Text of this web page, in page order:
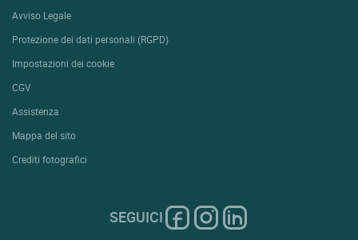
Avviso Legale
Protezione dei dati personali (RGPD)
Impostazioni dei cookie
CGV
Assistenza
Mappa del sito
Crediti fotografici
SEGUICI